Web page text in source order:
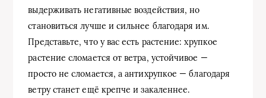
выдерживать негативные воздействия, но
становиться лучше и сильнее благодаря им.
Представьте, что у вас есть растение: хрупкое
растение сломается от ветра, устойчивое —
просто не сломается, а антихрупкое — благодаря
ветру станет ещё крепче и закаленнее.